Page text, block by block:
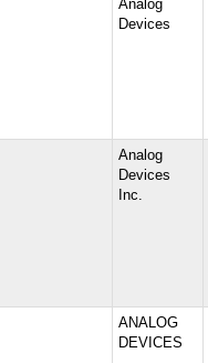
Analog
Devices
Analog
Devices
Inc.
ANALOG
DEVICES